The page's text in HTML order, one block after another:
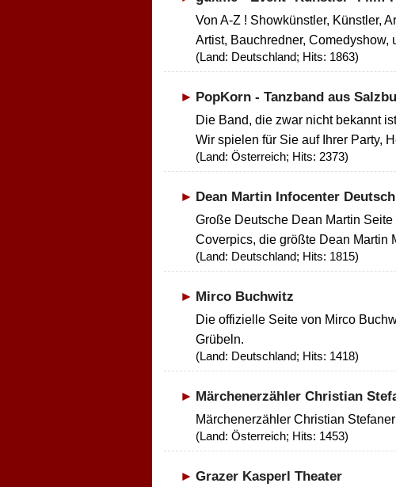
Von A-Z ! Showkünstler, Künstler,
Artist, Bauchredner, Comedyshow,
(Land: Deutschland; Hits: 1863)
PopKorn - Tanzband aus
Die Band, die zwar nicht bekannt
Wir spielen für Sie auf Ihrer Party,
(Land: Österreich; Hits: 2373)
Dean Martin Infocenter
Große Deutsche Dean Martin
Coverpics, die größte Dean Martin
(Land: Deutschland; Hits: 1815)
Mirco Buchwitz
Die offizielle Seite von Mirco
Grübeln.
(Land: Deutschland; Hits: 1418)
Märchenerzähler Christian
Märchenerzähler Christian Stefaner
(Land: Österreich; Hits: 1453)
Grazer Kasperl Theater